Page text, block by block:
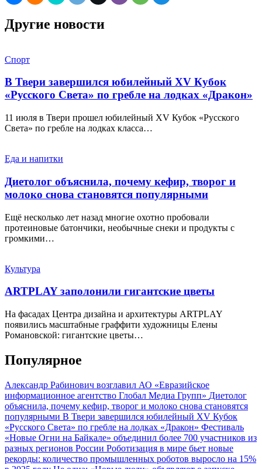
Другие новости
Спорт
В Твери завершился юбилейный XV Кубок
«Русского Света» по гребле на лодках «Дракон»
11 июля в Твери прошел юбилейный XV Кубок «Русского
Света» по гребле на лодках класса…
Еда и напитки
Диетолог объяснила, почему кефир, творог и
молоко снова становятся популярными
Ещё несколько лет назад многие охотно пробовали
протеиновые батончики, необычные снеки и продукты с
громкими…
Культура
ARTPLAY заполонили гигантские цветы
На фасадах Центра дизайна и архитектуры ARTPLAY
появились масштабные граффити художницы Елены
Романовской: гигантские цветы…
Популярное
Александр Рабинович возглавил АО «Евразийское
информационное агентство Глобал Медиа Групп» Диетолог
объяснила, почему кефир, творог и молоко снова становятся
популярными В Твери завершился юбилейный XV Кубок
«Русского Света» по гребле на лодках «Дракон» Фестиваль
«Новые Огни на Байкале» объединил более 700 участников из
разных регионов России Роботизация в мире бьет новые
рекорды: количество промышленных роботов выросло на 15%